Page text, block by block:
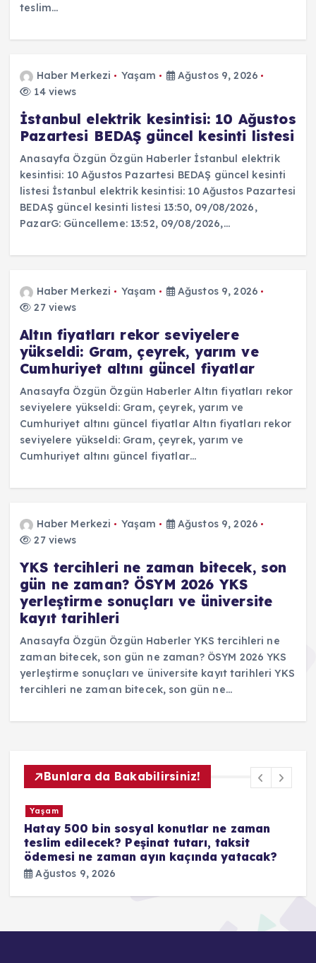
teslim…
Haber Merkezi Yaşam
Ağustos 9, 2026
14 views
İstanbul elektrik kesintisi: 10 Ağustos
Pazartesi BEDAŞ güncel kesinti listesi
Anasayfa Özgün Özgün Haberler İstanbul elektrik
kesintisi: 10 Ağustos Pazartesi BEDAŞ güncel kesinti
listesi İstanbul elektrik kesintisi: 10 Ağustos Pazartesi
BEDAŞ güncel kesinti listesi 13:50, 09/08/2026,
PazarG: Güncelleme: 13:52, 09/08/2026,…
Haber Merkezi Yaşam
Ağustos 9, 2026
27 views
Altın fiyatları rekor seviyelere
yükseldi: Gram, çeyrek, yarım ve
Cumhuriyet altını güncel fiyatlar
Anasayfa Özgün Özgün Haberler Altın fiyatları rekor
seviyelere yükseldi: Gram, çeyrek, yarım ve
Cumhuriyet altını güncel fiyatlar Altın fiyatları rekor
seviyelere yükseldi: Gram, çeyrek, yarım ve
Cumhuriyet altını güncel fiyatlar…
Haber Merkezi Yaşam
Ağustos 9, 2026
27 views
YKS tercihleri ne zaman bitecek, son
gün ne zaman? ÖSYM 2026 YKS
yerleştirme sonuçları ve üniversite
kayıt tarihleri
Anasayfa Özgün Özgün Haberler YKS tercihleri ne
zaman bitecek, son gün ne zaman? ÖSYM 2026 YKS
yerleştirme sonuçları ve üniversite kayıt tarihleri YKS
tercihleri ne zaman bitecek, son gün ne…
Bunlara da Bakabilirsiniz!
ne zaman
taksit
yatacak?
İstanbul elektrik kesintisi: 10
Pazartesi BEDAŞ güncel kesinti
Ağustos 9, 2026